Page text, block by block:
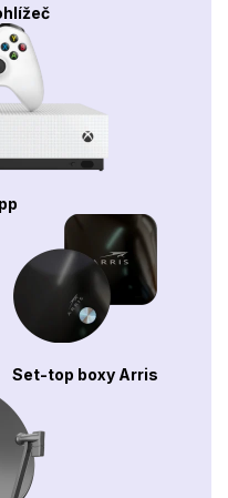
Set-top boxy Arris